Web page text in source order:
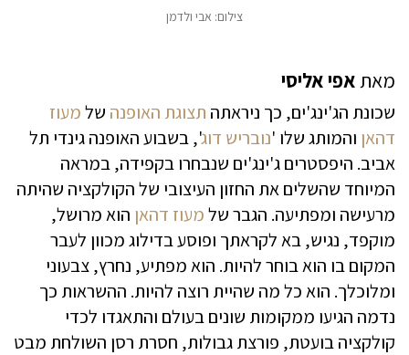
צילום: אבי ולדמן
מאתאפי אליסי
שכונת הג'ינג'ים, כך ניראתה תצוגת האופנה שלמעוז
דהאן והמותג שלו 'נובריש דוג', בשבוע האופנה גינדי תל
אביב. היפסטרים ג'ינג'ים שנבחרו בקפידה, במראה
המיוחד שהשלים את החזון העיצובי של הקולקציה שהיתה
מרעישה ומפתיעה. הגבר שלמעוז דהאן הוא מרושל,
מוקפד, נגיש, בא לקראתך ופוסע בדילוג מכוון לעבר
המקום בו הוא בוחר להיות. הוא מפתיע, נחרץ, צבעוני
ומלוכלך. הוא כל מה שהיית רוצה להיות. ההשראות כך
נדמה הגיעו ממקומות שונים בעולם והתאגדו לכדי
קולקציה בועטת, פורצת גבולות, חסרת רסן השולחת מבט